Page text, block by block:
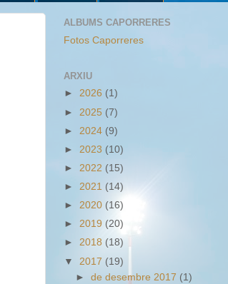
ALBUMS CAPORRERES
Fotos Caporreres
ARXIU
► 2026 (1)
► 2025 (7)
► 2024 (9)
► 2023 (10)
► 2022 (15)
► 2021 (14)
► 2020 (16)
► 2019 (20)
► 2018 (18)
▼ 2017 (19)
►de desembre 2017 (1)